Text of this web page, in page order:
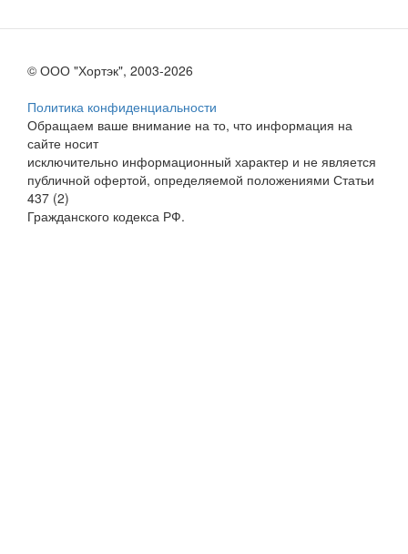
© ООО "Хортэк", 2003-2026
Политика конфиденциальности
Обращаем ваше внимание на то, что информация на
сайте носит
исключительно информационный характер и не является
публичной офертой, определяемой положениями Статьи
437 (2)
Гражданского кодекса РФ.